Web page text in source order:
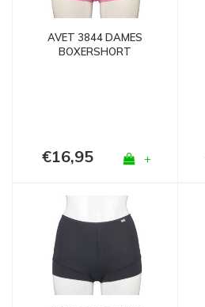
AVET 3844 DAMES
BOXERSHORT
€16,95 +